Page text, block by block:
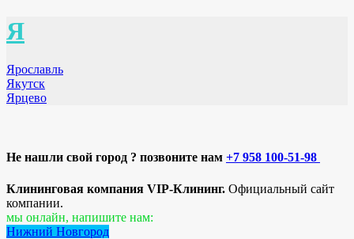
Я
Ярославль
Якутск
Ярцево
Не нашли свой город ? позвоните нам +7 958 100-51-98
Клининговая компания VIP-Клининг. Официальный сайт
компании.
мы онлайн, напишите нам:
Нижний Новгород